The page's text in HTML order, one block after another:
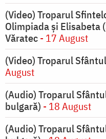
(Video) Troparul
Olimpiada și Elisabeta
Văratec- 17 August
(Video) Troparul
August
(Audio) Troparul
bulgară) - 18 August
(Audio) Troparul